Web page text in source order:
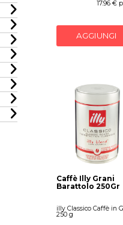
17.96 €
AGGIUNGI
Caffè Illy Grani
Barattolo 250Gr
illy Classico Caffè in
250 g